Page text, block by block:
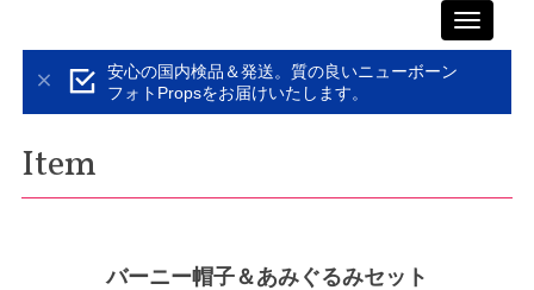
Toggle
安心の国内検品＆発送。質の良いニューボーン
フォトPropsをお届けいたします。
Item
バーニー帽子＆あみぐるみセット